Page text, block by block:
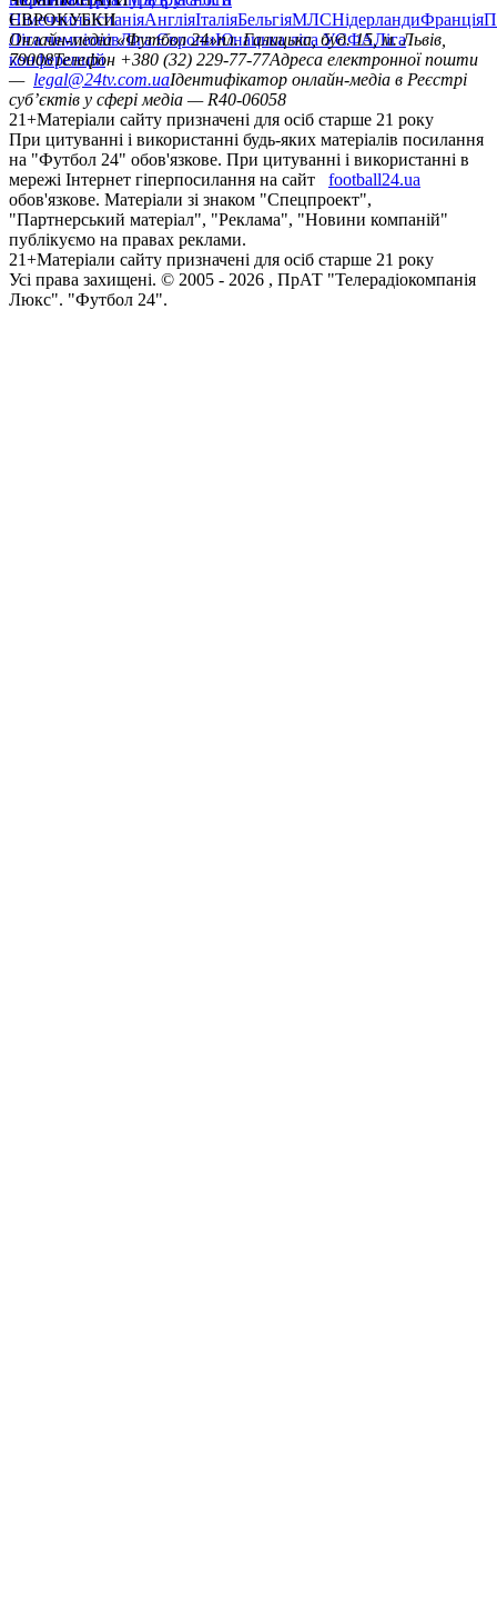
НімеччинаІспаніяАнгліяІталіяБельгіяМЛСНідерландиФранція
ЄВРОКУБКИ
Ліга чемпіонівЛіга ЄвропиЮнацька ліга УЄФАЛіга
конференцій
Онлайн-медіа «Футбол 24»пл. Галицька, буд. 15, м. Львів,
79008Телефон +380 (32) 229-77-77Адреса електронної пошти
— legal@24tv.com.uaІдентифікатор онлайн-медіа в Реєстрі
суб’єктів у сфері медіа — R40-06058
21+Матеріали сайту призначені для осіб старше 21 року
При цитуванні і використанні будь-яких матеріалів посилання
на "Футбол 24" обов'язкове. При цитуванні і використанні в
мережі Інтернет гіперпосилання на сайт
football24.ua
обов'язкове. Матеріали зі знаком "Спецпроект",
"Партнерський матеріал", "Реклама", "Новини компаній"
публікуємо на правах реклами.
21+Матеріали сайту призначені для осіб старше 21 року
Усi права захищенi. © 2005 - 2026 , ПрАТ "Телерадіокомпанія
Люкс". "Футбол 24".